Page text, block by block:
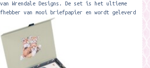
Wrendale Designs. De set is het ultieme
van mooi briefpapier en wordt geleverd